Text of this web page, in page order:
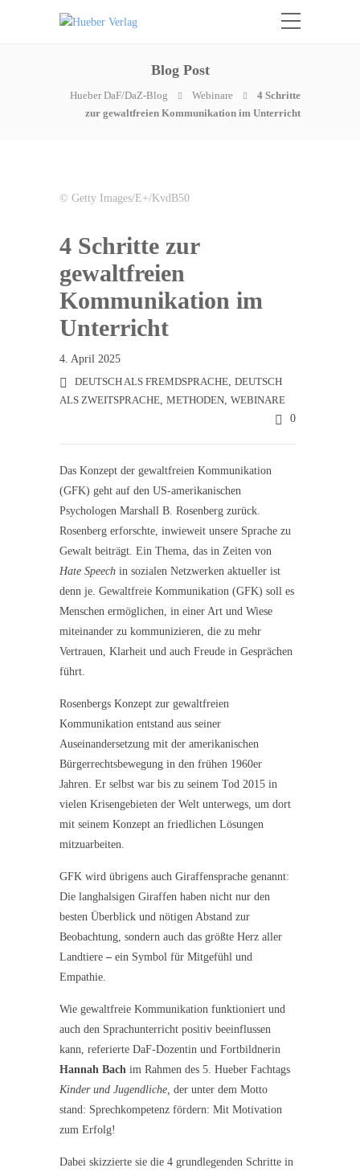
Blog Post
Hueber DaF/DaZ-Blog Webinare
4 Schritte
zur gewaltfreien Kommunikation im Unterricht
© Getty Images/E+/KvdB50
4 Schritte zur
gewaltfreien
Kommunikation im
Unterricht
4. April 2025
DEUTSCH ALS FREMDSPRACHE, DEUTSCH
ALS ZWEITSPRACHE, METHODEN, WEBINARE
0
Das Konzept der gewaltfreien Kommunikation
(GFK) geht auf den US-amerikanischen
Psychologen Marshall B. Rosenberg zurück.
Rosenberg erforschte, inwieweit unsere Sprache zu
Gewalt beiträgt. Ein Thema, das in Zeiten von
Hate Speech in sozialen Netzwerken aktueller ist
denn je. Gewaltfreie Kommunikation (GFK) soll es
Menschen ermöglichen, in einer Art und Wiese
miteinander zu kommunizieren, die zu mehr
Vertrauen, Klarheit und auch Freude in Gesprächen
führt.
Rosenbergs Konzept zur gewaltfreien
Kommunikation entstand aus seiner
Auseinandersetzung mit der amerikanischen
Bürgerrechtsbewegung in den frühen 1960er
Jahren. Er selbst war bis zu seinem Tod 2015 in
vielen Krisengebieten der Welt unterwegs, um dort
mit seinem Konzept an friedlichen Lösungen
mitzuarbeiten.
GFK wird übrigens auch Giraffensprache genannt:
Die langhalsigen Giraffen haben nicht nur den
besten Überblick und nötigen Abstand zur
Beobachtung, sondern auch das größte Herz aller
Landtiere – ein Symbol für Mitgefühl und
Empathie.
Wie gewaltfreie Kommunikation funktioniert und
auch den Sprachunterricht positiv beeinflussen
kann, referierte DaF-Dozentin und Fortbildnerin
Hannah Bach im Rahmen des 5. Hueber Fachtags
Kinder und Jugendliche, der unter dem Motto
stand: Sprechkompetenz fördern: Mit Motivation
zum Erfolg!
Dabei skizzierte sie die 4 grundlegenden Schritte in